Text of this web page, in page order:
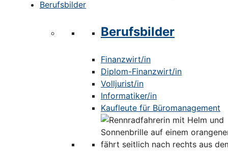
Berufsbilder
Berufsbilder
Finanzwirt/in
Diplom-Finanzwirt/in
Volljurist/in
Informatiker/in
Kaufleute für Büromanagement